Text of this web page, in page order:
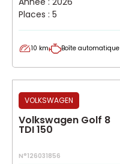
Places : 5
10 km Boîte automatique
VOLKSWAGEN
Volkswagen Golf 8
TDI 150
N°126031856